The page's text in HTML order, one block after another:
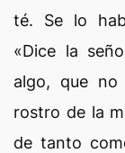
té. Se lo
«Dice la
algo, que no
rostro de la
de tanto